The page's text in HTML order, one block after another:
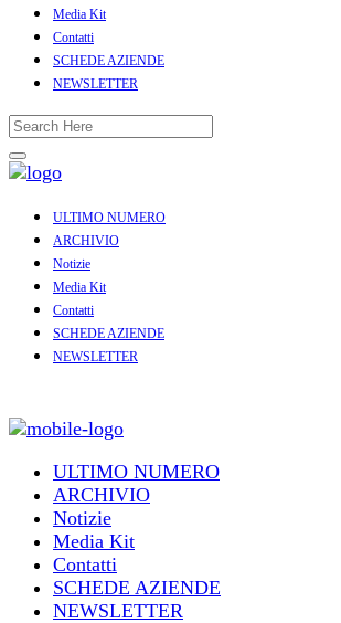
Media Kit
Contatti
SCHEDE AZIENDE
NEWSLETTER
ULTIMO NUMERO
ARCHIVIO
Notizie
Media Kit
Contatti
SCHEDE AZIENDE
NEWSLETTER
ULTIMO NUMERO
ARCHIVIO
Notizie
Media Kit
Contatti
SCHEDE AZIENDE
NEWSLETTER